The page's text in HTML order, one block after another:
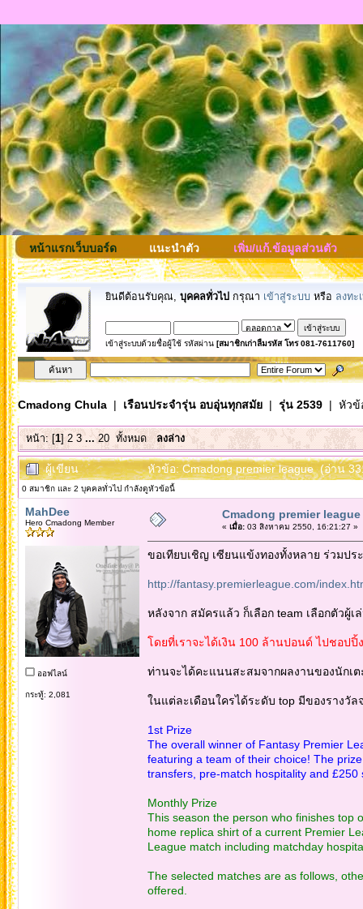
หน้าแรกเว็บบอร์ด แนะนำตัว เพิ่ม/แก้.ข้อมูลส่วนตัว
ยินดีต้อนรับคุณ, บุคคลทั่วไป กรุณา เข้าสู่ระบบ หรือ ลงทะ
เข้าสู่ระบบด้วยชื่อผู้ใช้ รหัสผ่าน [สมาชิกเก่าลืมรหัส โทร 081-7611760]
Cmadong Chula| เรือนประจำรุ่น อบอุ่นทุกสมัย| รุ่น 2539| หัวข้
หน้า: [1]2 3 ...20 ทั้งหมด ลงล่าง
ผู้เขียน หัวข้อ: Cmadong premier league (อ่าน
0 สมาชิก และ 2 บุคคลทั่วไป กำลังดูหัวข้อนี้
MahDee
Hero Cmadong Member
ออฟไลน์
กระทู้: 2,081
Cmadong premier league
« เมื่อ:03 สิงหาคม 2550, 16:21:27 »
ขอเทียบเชิญ เซียนแข้งทองทั้งหลาย ร่วมปร
http://fantasy.premierleague.com/
หลังจาก สมัครแล้ว ก็เลือก team เลือกตัวผู้เ
โดยที่เราจะได้เงิน 100 ล้านปอนด์ ไปชอป
ท่านจะได้คะแนนสะสมจากผลงานของนักเต
ในแต่ละเดือนใครได้ระดับ top มีของรางวัล
1st Prize
The overall winner of Fantasy Premier
featuring a team of their choice! The
transfers, pre-match hospitality and £250
Monthly Prize
This season the person who finishes top
home replica shirt of a current Premier
League match including matchday
The selected matches are as follows,
offered.